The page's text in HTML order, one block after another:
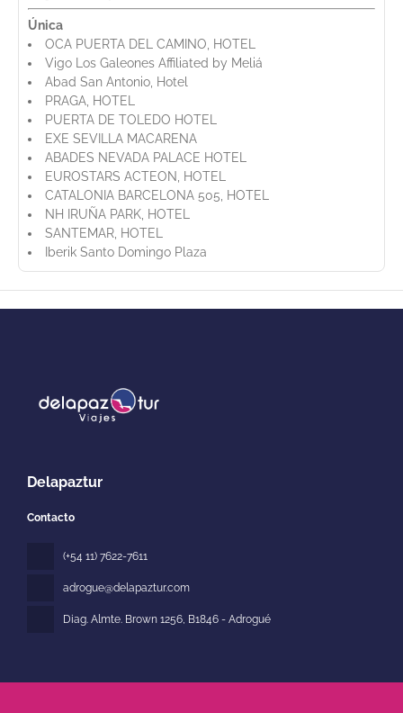
Única
OCA PUERTA DEL CAMINO, HOTEL
Vigo Los Galeones Affiliated by Meliá
Abad San Antonio, Hotel
PRAGA, HOTEL
PUERTA DE TOLEDO HOTEL
EXE SEVILLA MACARENA
ABADES NEVADA PALACE HOTEL
EUROSTARS ACTEON, HOTEL
CATALONIA BARCELONA 505, HOTEL
NH IRUÑA PARK, HOTEL
SANTEMAR, HOTEL
Iberik Santo Domingo Plaza
Delapaztur
Contacto
(+54 11) 7622-7611
adrogue@delapaztur.com
Diag. Almte. Brown 1256 , B1846 - Adrogué